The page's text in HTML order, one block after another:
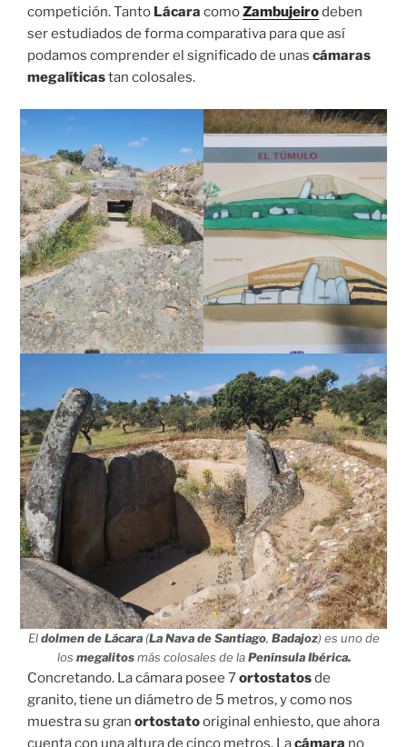
competición. Tanto Lácara comoZambujeirodeben
ser estudiados de forma comparativa para que así
podamos comprender el significado de unas cámaras
megalíticastan colosales.
Eldolmen de Lácara(La Nava de Santiago, Badajoz) es uno de
los megalitosmás colosales de laPenínsula Ibérica.
Concretando. La cámara posee 7ortostatosde
granito, tiene un diámetro de 5 metros, y como nos
muestra su gran ortostatooriginal enhiesto, que ahora
cuenta con una altura de cinco metros. Lacámara no